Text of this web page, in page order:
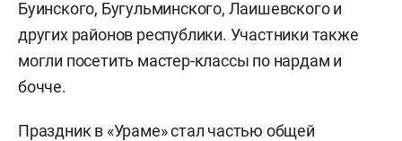
Буинского, Бугульминского, Лаишевского и
других районов республики. Участники также
могли посетить мастер-классы по нардам и
бочче.
Праздник в «Ураме» стал частью общей